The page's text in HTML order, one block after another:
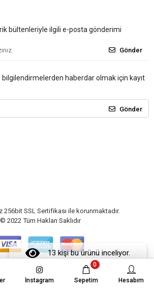
13 kişi bu ürünü inceliyor.
bültenleriyle ilgili e-posta gönderimi
Gönder
bilgilendirmelerden haberdar olmak için kayıt
Gönder
256bit SSL Sertifikası ile korunmaktadır.
© 2022 Tüm Hakları Saklıdır
İnstagram Sepetim
0
Hesabım